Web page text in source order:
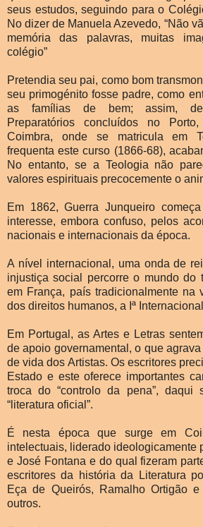
seus estudos, seguindo para o
No dizer de Manuela Azevedo, “Não
memória das palavras, muitas
colégio”
Pretendia seu pai, como bom
seu primogénito fosse padre, como
as famílias de bem; assim,
Preparatórios concluídos no
Coimbra, onde se matricula em
frequenta este curso (1866-68),
No entanto, se a Teologia não
valores espirituais precocemente o
Em 1862, Guerra Junqueiro
interesse, embora confuso, pelos
nacionais e internacionais da época.
A nível internacional, uma onda de
injustiça social percorre o mundo do
em França, país tradicionalmente na
dos direitos humanos, a Iª
Em Portugal, as Artes e Letras
de apoio governamental, o que
de vida dos Artistas. Os escritores
Estado e este oferece importantes
troca do “controlo da pena”, daqui
“literatura oficial”.
É nesta época que surge em
intelectuais, liderado ideologicamente
e José Fontana e do qual fizeram
escritores da história da Literatura
Eça de Queirós, Ramalho Ortigão
outros.